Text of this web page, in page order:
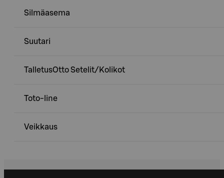
Silmäasema
Suutari
TalletusOtto Setelit/Kolikot
Toto-line
Veikkaus